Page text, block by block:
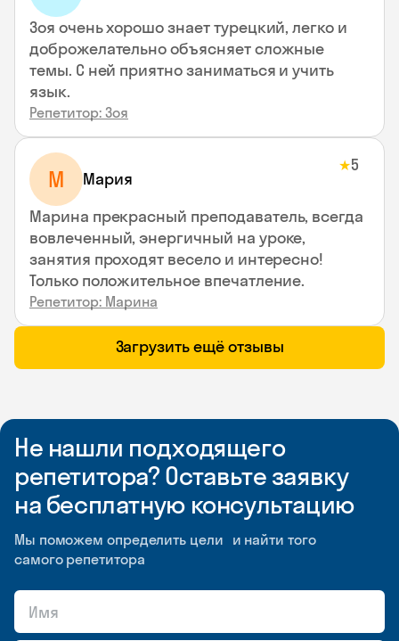
Зоя очень хорошо знает турецкий, легко и
доброжелательно объясняет сложные
темы. С ней приятно заниматься и учить
язык.
Репетитор: Зоя
М Мария
★5
Марина прекрасный преподаватель, всегда
вовлеченный, энергичный на уроке,
занятия проходят весело и интересно!
Только положительное впечатление.
Репетитор: Марина
Загрузить ещё отзывы
Не нашли подходящего
репетитора? Оставьте заявку
на бесплатную консультацию
Мы поможем определить цели и найти того
самого репетитора